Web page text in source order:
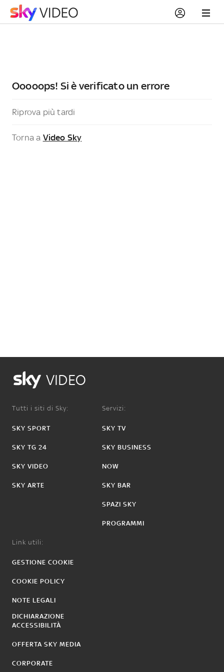
Ooooops! Si è verificato un errore
Riprova più tardi
Torna a Video Sky
VIDEO
Tutti i siti di Sky:
SKY SPORT
SKY TG 24
SKY VIDEO
SKY ARTE
Servizi:
SKY TV
SKY BUSINESS
NOW
SKY BAR
SPAZI SKY
PROGRAMMI
Link utili:
GESTIONE COOKIE
COOKIE POLICY
NOTE LEGALI
DICHIARAZIONE
ACCESSIBILITÀ
OFFERTA SKY MEDIA
CORPORATE